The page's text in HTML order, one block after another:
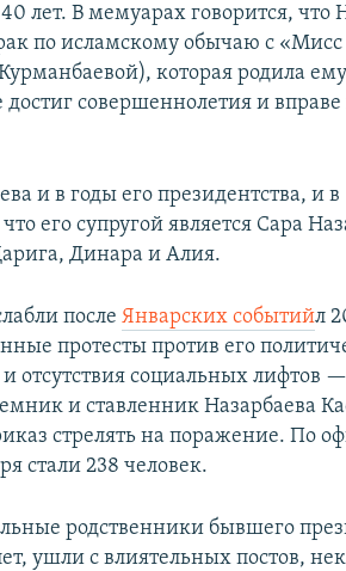
лет. В мемуарах говорится, что
по исламскому обычаю с «Мисс
которая родила
совершеннолетия и вправе
и в годы его президентства, и в
его супругой является Сара
Динара и Алия.
послеЯнварских событийл
протесты против его
отсутствия социальных лифтов
и ставленник Назарбаева
стрелять на поражение. По
стали 238 человек.
родственники бывшего
ушли с влиятельных постов,